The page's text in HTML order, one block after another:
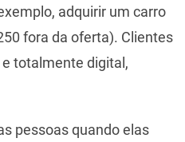
adquirir um carro
fora da oferta). Clientes
totalmente digital,
pessoas quando elas